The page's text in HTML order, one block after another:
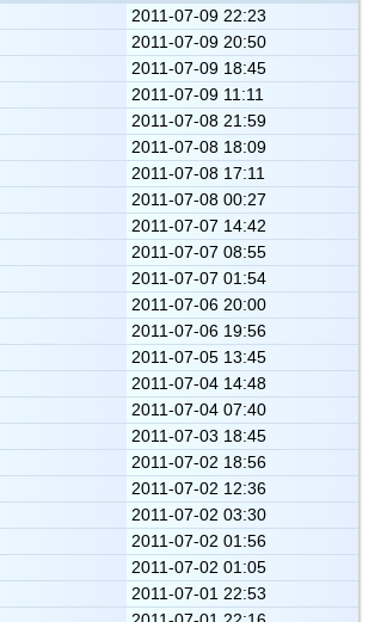
2011-07-09 22:23
2011-07-09 20:50
2011-07-09 18:45
2011-07-09 11:11
2011-07-08 21:59
2011-07-08 18:09
2011-07-08 17:11
2011-07-08 00:27
2011-07-07 14:42
2011-07-07 08:55
2011-07-07 01:54
2011-07-06 20:00
2011-07-06 19:56
2011-07-05 13:45
2011-07-04 14:48
2011-07-04 07:40
2011-07-03 18:45
2011-07-02 18:56
2011-07-02 12:36
2011-07-02 03:30
2011-07-02 01:56
2011-07-02 01:05
2011-07-01 22:53